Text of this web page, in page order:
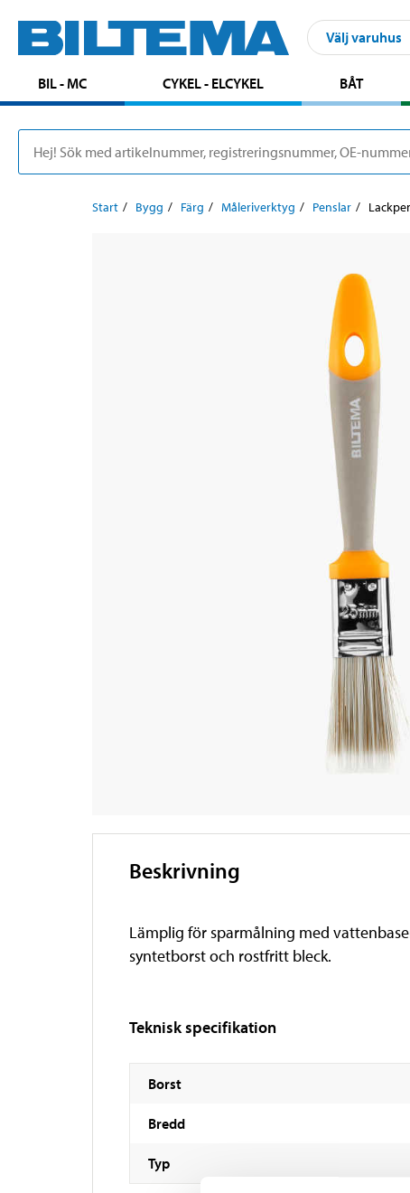
Välj varuhus
BIL - MC CYKEL - ELCYKEL BÅT
Start Bygg Färg Måleriverktyg Penslar
Beskrivning
Lämplig för sparmålning med
syntetborst och rostfritt bleck.
Teknisk specifikation
Borst
Bredd
Typ